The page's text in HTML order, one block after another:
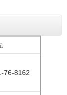
76-8162